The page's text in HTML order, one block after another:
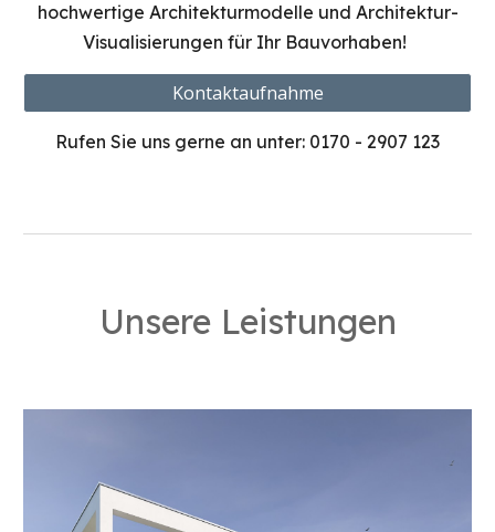
hochwertige Architekturmodelle und Architektur-
Visualisierungen für Ihr Bauvorhaben!
Kontaktaufnahme
Rufen Sie uns gerne an unter: 0170 - 2907 123
Unsere Leistungen